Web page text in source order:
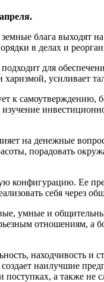
блага выходят
в делах и
для
усиливает
самоутверждению,
на денежные
порадовать
конфигурацию. Ее
себя через
умные и
отношениям, а
находчивость и
наилучшие
а также не